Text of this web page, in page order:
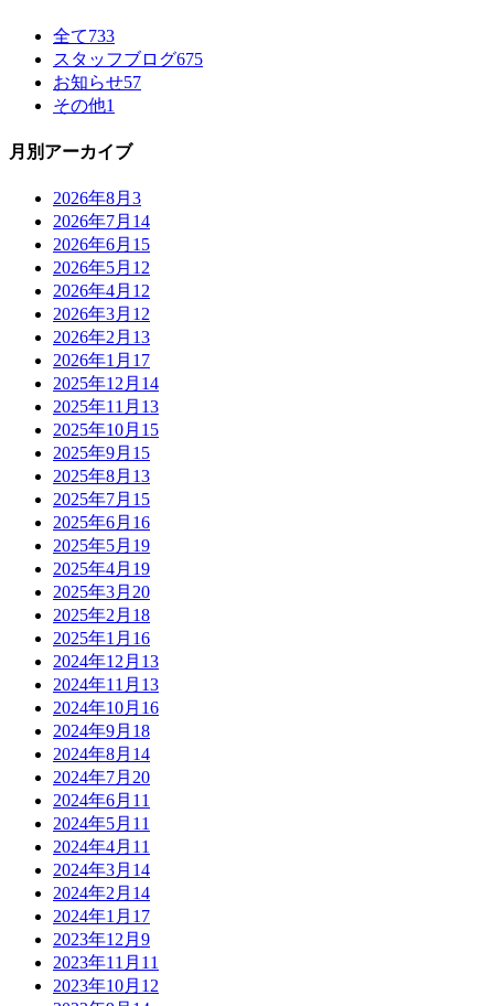
全て733
スタッフブログ675
お知らせ57
その他1
月別アーカイブ
2026年8月 3
2026年7月 14
2026年6月 15
2026年5月 12
2026年4月 12
2026年3月 12
2026年2月 13
2026年1月 17
2025年12月 14
2025年11月 13
2025年10月 15
2025年9月 15
2025年8月 13
2025年7月 15
2025年6月 16
2025年5月 19
2025年4月 19
2025年3月 20
2025年2月 18
2025年1月 16
2024年12月 13
2024年11月 13
2024年10月 16
2024年9月 18
2024年8月 14
2024年7月 20
2024年6月 11
2024年5月 11
2024年4月 11
2024年3月 14
2024年2月 14
2024年1月 17
2023年12月 9
2023年11月 11
2023年10月 12